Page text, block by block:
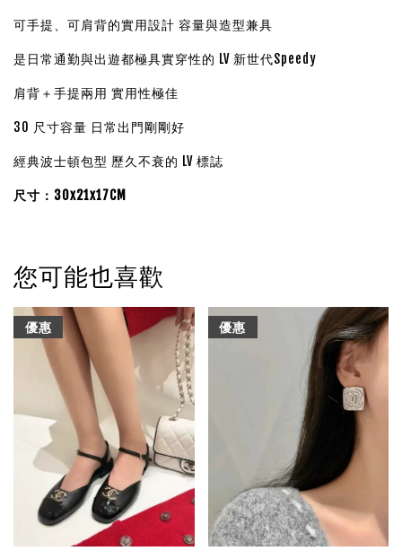
可手提、可肩背的實用設計 容量與造型兼具
是日常通勤與出遊都極具實穿性的 LV 新世代Speedy
肩背＋手提兩用 實用性極佳
30 尺寸容量 日常出門剛剛好
經典波士頓包型 歷久不衰的 LV 標誌
尺寸：30x21x17CM
您可能也喜歡
優惠 優惠